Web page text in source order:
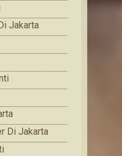
Jakarta
Di Jakarta